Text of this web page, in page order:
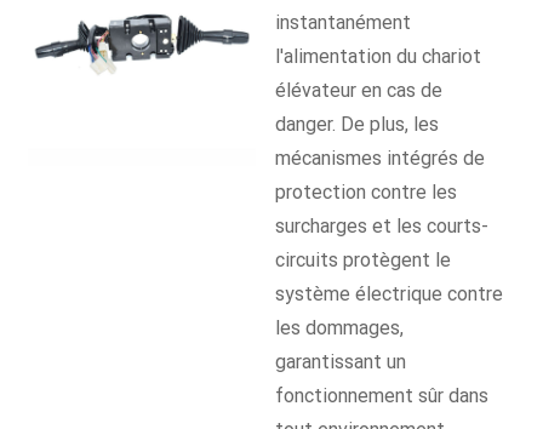
instantanément
l'alimentation du chariot
élévateur en cas de
danger. De plus, les
mécanismes intégrés de
protection contre les
surcharges et les courts-
circuits protègent le
système électrique contre
les dommages,
garantissant un
fonctionnement sûr dans